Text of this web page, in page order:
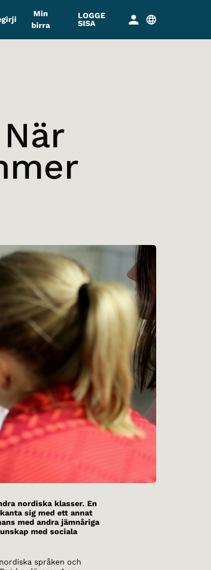
Min
birra
LOGGE
SISA
nordiska klasser. En
sig med ett annat
med andra jämnåriga
med sociala
språken och